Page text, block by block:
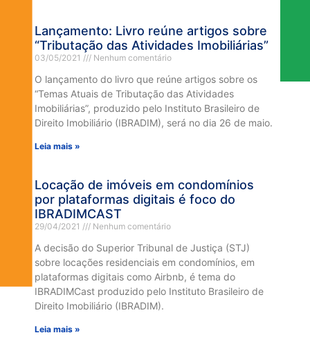
Lançamento: Livro reúne artigos sobre
“Tributação das Atividades Imobiliárias”
03/05/2021 Nenhum comentário
O lançamento do livro que reúne artigos sobre os
“Temas Atuais de Tributação das Atividades
Imobiliárias”, produzido pelo Instituto Brasileiro de
Direito Imobiliário (IBRADIM), será no dia 26 de maio.
Leia mais »
Locação de imóveis em condomínios
por plataformas digitais é foco do
IBRADIMCAST
29/04/2021 Nenhum comentário
A decisão do Superior Tribunal de Justiça (STJ)
sobre locações residenciais em condomínios, em
plataformas digitais como Airbnb, é tema do
IBRADIMCast produzido pelo Instituto Brasileiro de
Direito Imobiliário (IBRADIM).
Leia mais »